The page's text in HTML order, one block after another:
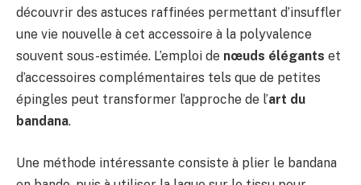
découvrir des astuces raffinées permettant d’insuffler
une vie nouvelle à cet accessoire à la polyvalence
souvent sous-estimée. L’emploi de nœuds élégants et
d’accessoires complémentaires tels que de petites
épingles peut transformer l’approche de l’art du
bandana.
Une méthode intéressante consiste à plier le bandana